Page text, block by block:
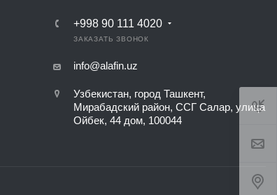
+998 90 111 4020
ЗАКАЗАТЬ ЗВОНОК
info@alafin.uz
Узбекистан, город Ташкент,
Мирабадский район, ССГ Салар, улица
Ойбек, 44 дом, 100044